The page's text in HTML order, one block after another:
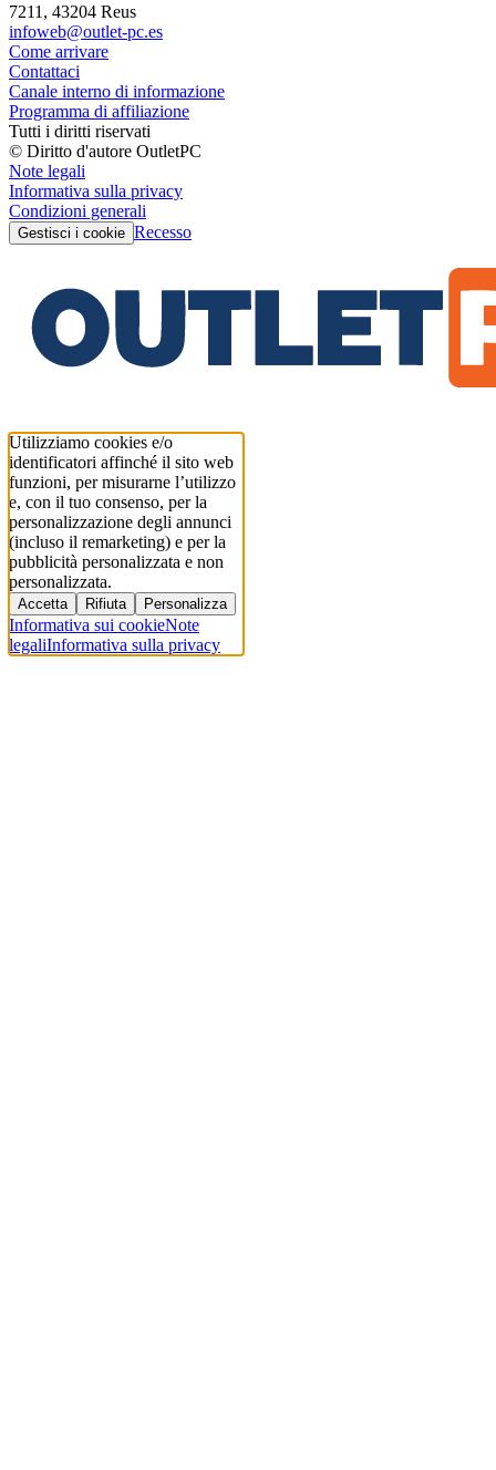
7211, 43204 Reus
infoweb@outlet-pc.es
Come arrivare
Contattaci
Canale interno di informazione
Programma di affiliazione
Tutti i diritti riservati
© Diritto d'autore OutletPC
Note legali
Informativa sulla privacy
Condizioni generali
Gestisci i cookie Recesso
Utilizziamo cookies e/o
identificatori affinché il sito web
funzioni, per misurarne l’utilizzo
e, con il tuo consenso, per la
personalizzazione degli annunci
(incluso il remarketing) e per la
pubblicità personalizzata e non
personalizzata.
Accetta Rifiuta Personalizza
Informativa sui cookieNote
legaliInformativa sulla privacy